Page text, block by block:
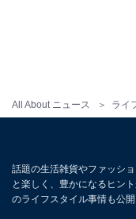
All About ニュース ライ
話題の生活雑貨やファッシ
と楽しく、豊かになるヒン
のライフスタイル事情も公開